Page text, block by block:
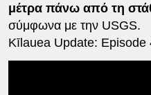
μέτρα πάνω από τη
σύμφωνα με την USGS.
Kīlauea Update: Episode